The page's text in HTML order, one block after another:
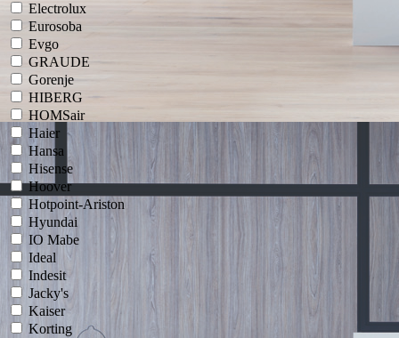
Electrolux
Eurosoba
Evgo
GRAUDE
Gorenje
HIBERG
HOMSair
Haier
Hansa
Hisense
Hoover
Hotpoint-Ariston
Hyundai
IO Mabe
Ideal
Indesit
Jacky's
Kaiser
Korting